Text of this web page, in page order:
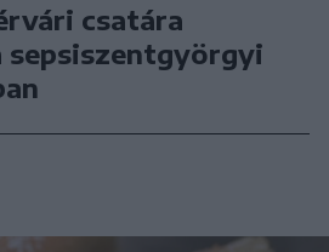
csatára
sepsiszentgyörgyi